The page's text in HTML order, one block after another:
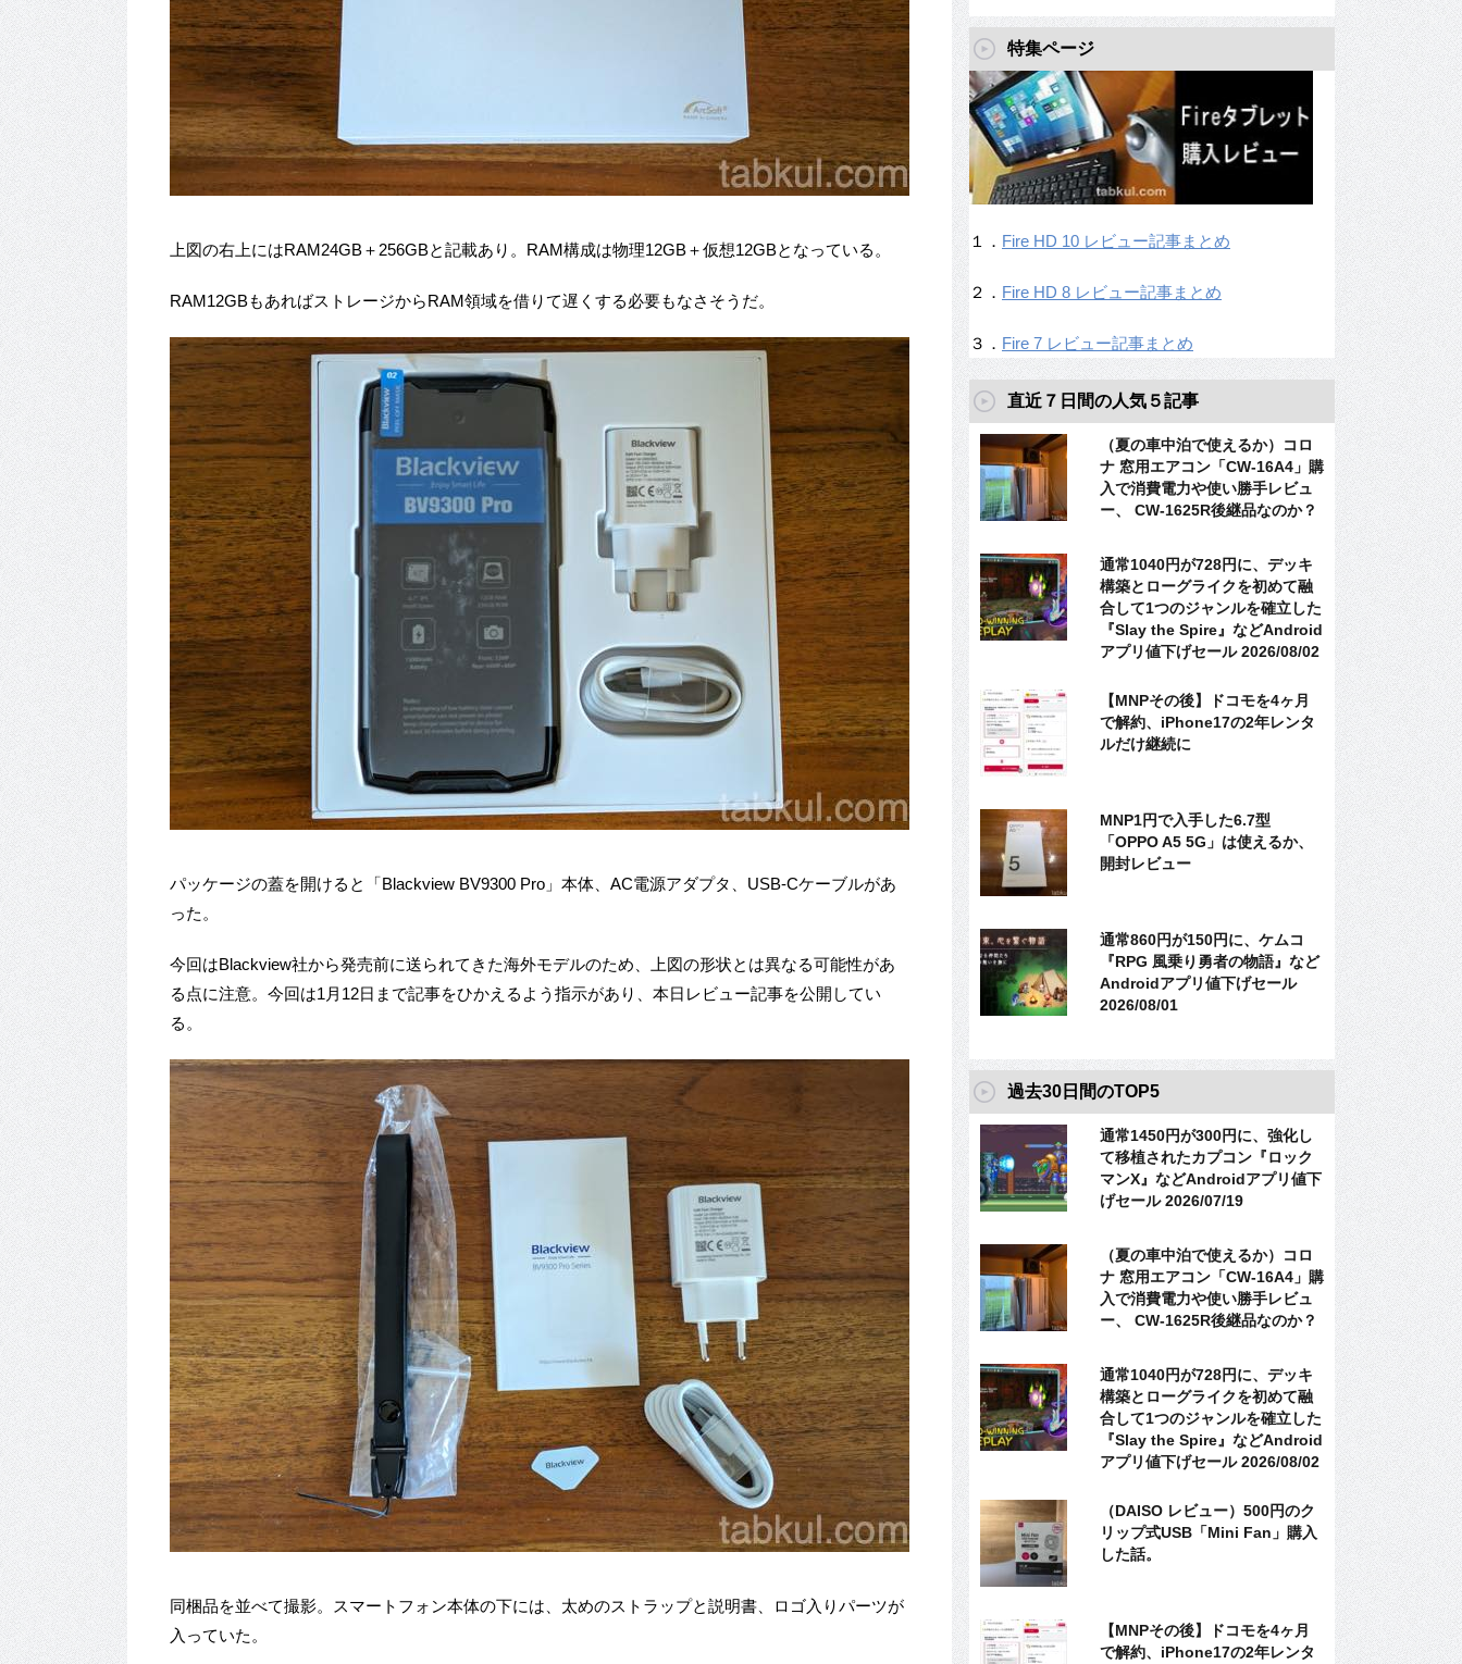
上図の右上にはRAM24GB＋256GBと記載あり。RAM構成は物理12GB＋仮想12GBとなっている。
RAM12GBもあればストレージからRAM領域を借りて遅くする必要もなさそうだ。
パッケージの蓋を開けると「Blackview BV9300 Pro」本体、AC電源アダプタ、USB-Cケーブルがあ
った。
今回はBlackview社から発売前に送られてきた海外モデルのため、上図の形状とは異なる可能性があ
る点に注意。今回は1月12日まで記事をひかえるよう指示があり、本日レビュー記事を公開してい
る。
同梱品を並べて撮影。スマートフォン本体の下には、太めのストラップと説明書、ロゴ入りパーツが
入っていた。
特集ページ
１． Fire HD 10 レビュー記事まとめ
２． Fire HD 8 レビュー記事まとめ
３． Fire 7 レビュー記事まとめ
直近７日間の人気５記事
（夏の車中泊で使えるか）コロ
ナ 窓用エアコン「CW-16A4」購
入で消費電力や使い勝手レビュ
ー、 CW-1625R後継品なのか？
通常1040円が728円に、デッキ
構築とローグライクを初めて融
合して1つのジャンルを確立した
『Slay the Spire』などAndroid
アプリ値下げセール 2026/08/02
【MNPその後】ドコモを4ヶ月
で解約、iPhone17の2年レンタ
ルだけ継続に
MNP1円で入手した6.7型
「OPPO A5 5G」は使えるか、
開封レビュー
通常860円が150円に、ケムコ
『RPG 風乗り勇者の物語』など
Androidアプリ値下げセール
2026/08/01
過去30日間のTOP5
通常1450円が300円に、強化し
て移植されたカプコン『ロック
マンX』などAndroidアプリ値下
げセール 2026/07/19
（夏の車中泊で使えるか）コロ
ナ 窓用エアコン「CW-16A4」購
入で消費電力や使い勝手レビュ
ー、 CW-1625R後継品なのか？
通常1040円が728円に、デッキ
構築とローグライクを初めて融
合して1つのジャンルを確立した
『Slay the Spire』などAndroid
アプリ値下げセール 2026/08/02
（DAISO レビュー）500円のク
リップ式USB「Mini Fan」購入
した話。
【MNPその後】ドコモを4ヶ月
で解約、iPhone17の2年レンタ